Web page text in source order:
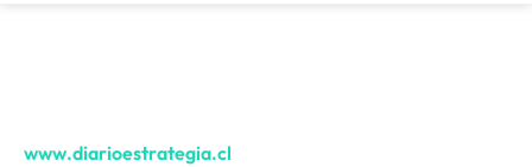
www.diarioestrategia.cl